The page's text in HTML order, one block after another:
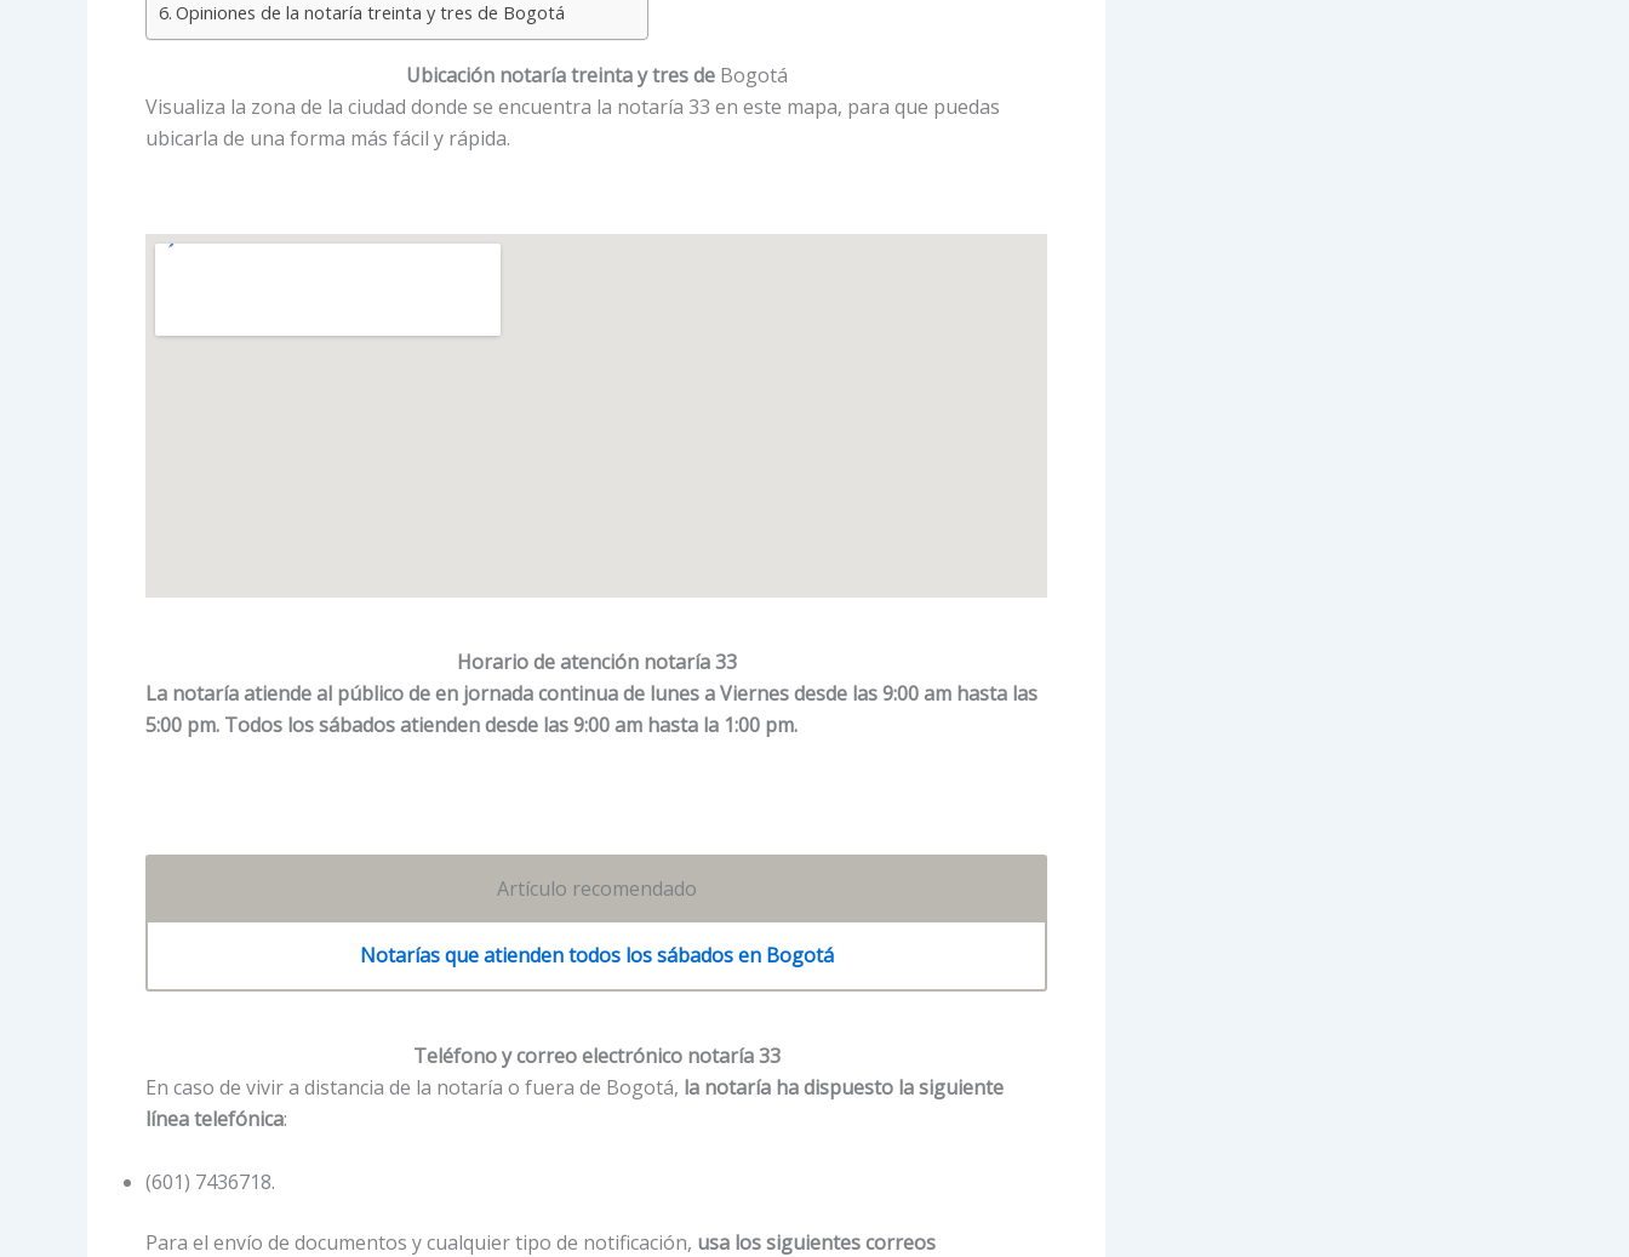
Opiniones de la notaría treinta y tres de Bogotá
Ubicación notaría treinta y tres deBogotá
Visualiza la zona de la ciudad donde se encuentra la notaría 33 en este mapa, para que puedas
ubicarla de una forma más fácil y rápida.
Horario de atención notaría 33
La notaría atiende al público de en jornada continua de lunes a Viernes desde las 9:00 am hasta las
5:00 pm. Todos los sábados atienden desde las 9:00 am hasta la 1:00 pm.
Artículo recomendado
Notarías que atienden todos los sábados en Bogotá
Teléfono y correo electrónico notaría 33
En caso de vivir a distancia de la notaría o fuera de Bogotá, la notaría ha dispuesto la siguiente
línea telefónica:
(601) 7436718.
Para el envío de documentos y cualquier tipo de notificación, usa los siguientes correos